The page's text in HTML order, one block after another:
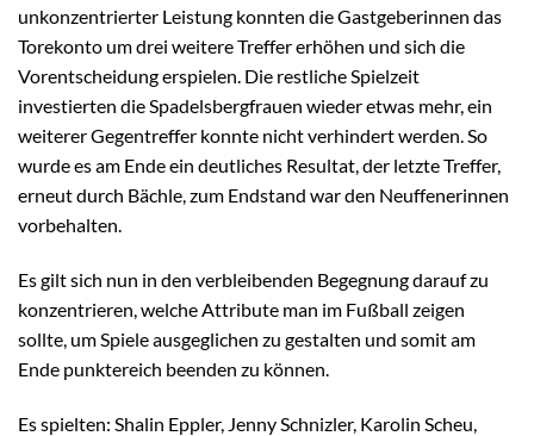
unkonzentrierter Leistung konnten die Gastgeberinnen das
Torekonto um drei weitere Treffer erhöhen und sich die
Vorentscheidung erspielen. Die restliche Spielzeit
investierten die Spadelsbergfrauen wieder etwas mehr, ein
weiterer Gegentreffer konnte nicht verhindert werden. So
wurde es am Ende ein deutliches Resultat, der letzte Treffer,
erneut durch Bächle, zum Endstand war den Neuffenerinnen
vorbehalten.
Es gilt sich nun in den verbleibenden Begegnung darauf zu
konzentrieren, welche Attribute man im Fußball zeigen
sollte, um Spiele ausgeglichen zu gestalten und somit am
Ende punktereich beenden zu können.
Es spielten: Shalin Eppler, Jenny Schnizler, Karolin Scheu,